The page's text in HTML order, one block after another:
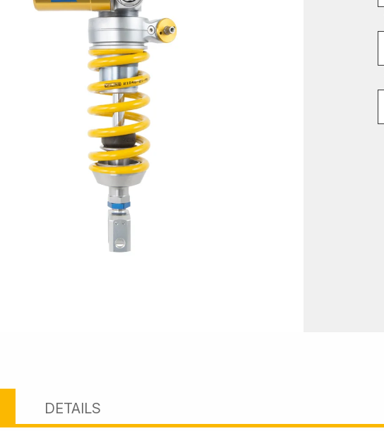
DETAILS